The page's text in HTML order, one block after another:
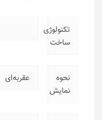
تکنولوژی
ساخت
نحوه
نمایش
عقربه‌ای